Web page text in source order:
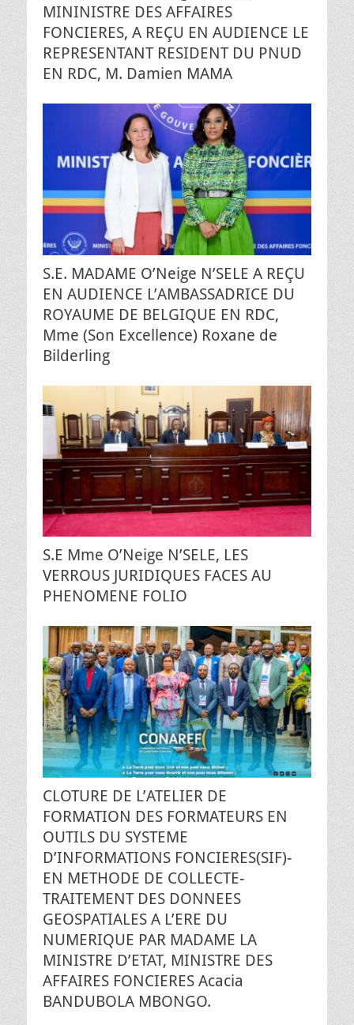
MININISTRE DES AFFAIRES
FONCIERES, A REÇU EN AUDIENCE LE
REPRESENTANT RESIDENT DU PNUD
EN RDC, M. Damien MAMA
S.E. MADAME O’Neige N’SELE A REÇU
EN AUDIENCE L’AMBASSADRICE DU
ROYAUME DE BELGIQUE EN RDC,
Mme (Son Excellence) Roxane de
Bilderling
S.E Mme O’Neige N’SELE, LES
VERROUS JURIDIQUES FACES AU
PHENOMENE FOLIO
CLOTURE DE L’ATELIER DE
FORMATION DES FORMATEURS EN
OUTILS DU SYSTEME
D’INFORMATIONS FONCIERES(SIF)-
EN METHODE DE COLLECTE-
TRAITEMENT DES DONNEES
GEOSPATIALES A L’ERE DU
NUMERIQUE PAR MADAME LA
MINISTRE D’ETAT, MINISTRE DES
AFFAIRES FONCIERES Acacia
BANDUBOLA MBONGO.